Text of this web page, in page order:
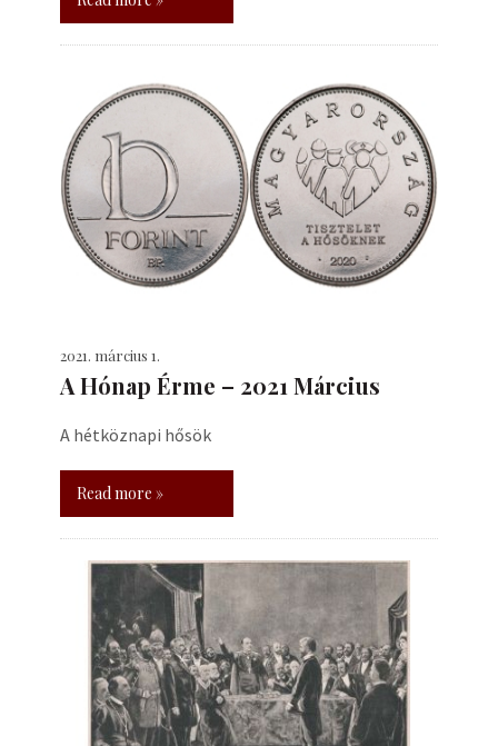
2021. március 1.
A Hónap Érme – 2021 Március
A hétköznapi hősök
Read more »